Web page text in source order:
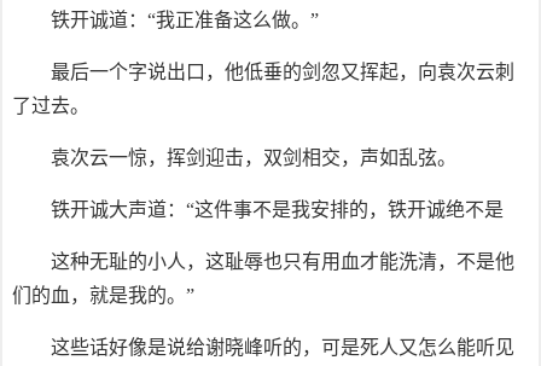
铁开诚道：“我正准备这么做。”
最后一个字说出口，他低垂的剑忽又挥起，向袁次云刺
了过去。
袁次云一惊，挥剑迎击，双剑相交，声如乱弦。
铁开诚大声道：“这件事不是我安排的，铁开诚绝不是
这种无耻的小人，这耻辱也只有用血才能洗清，不是他
们的血，就是我的。”
这些话好像是说给谢晓峰听的，可是死人又怎么能听见